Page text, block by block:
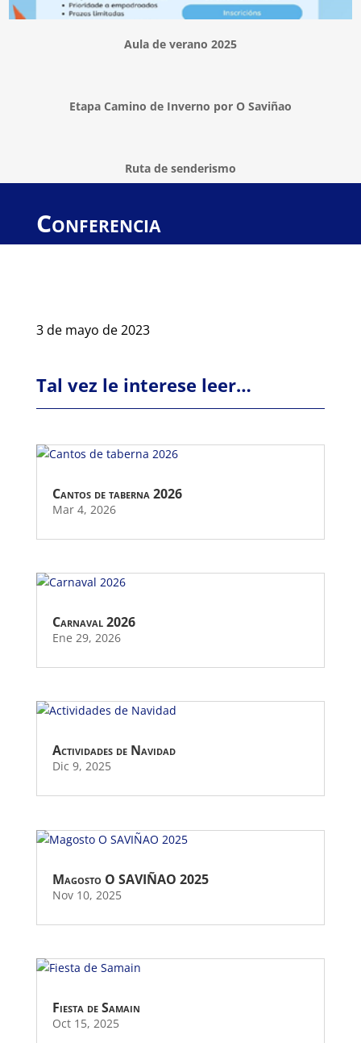
Aula de verano 2025
Etapa Camino de Inverno por O Saviñao
Ruta de senderismo
Conferencia
3 de mayo de 2023
Tal vez le interese leer…
Cantos de taberna 2026
Mar 4, 2026
Carnaval 2026
Ene 29, 2026
Actividades de Navidad
Dic 9, 2025
Magosto O SAVIÑAO 2025
Nov 10, 2025
Fiesta de Samain
Oct 15, 2025